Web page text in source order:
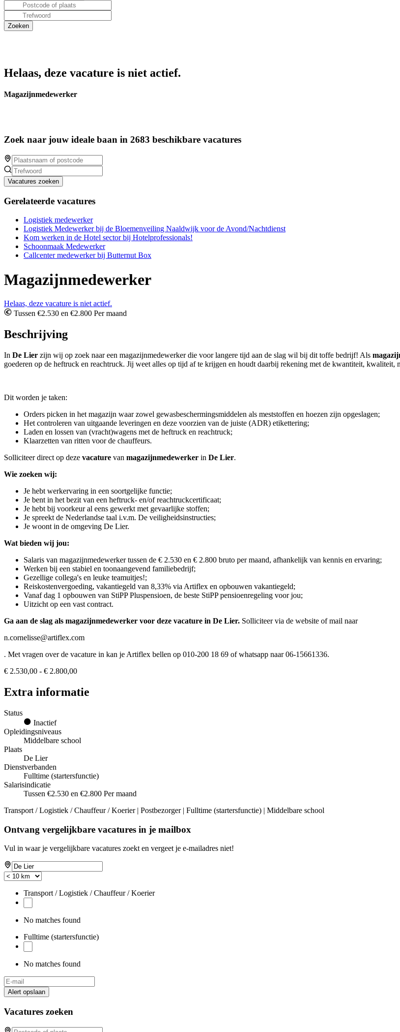
Helaas, deze vacature is niet actief.
Magazijnmedewerker
Zoek naar jouw ideale baan in 2683 beschikbare vacatures
Vacatures zoeken
Gerelateerde vacatures
Logistiek medewerker
Logistiek Medewerker bij de Bloemenveiling Naaldwijk voor de Avond/Nachtdienst
Kom werken in de Hotel sector bij Hotelprofessionals!
Schoonmaak Medewerker
Callcenter medewerker bij Butternut Box
Magazijnmedewerker
Helaas, deze vacature is niet actief.
Tussen €2.530 en €2.800 Per maand
Beschrijving
In De Lier zijn wij op zoek naar een magazijnmedewerker die voor langere tijd aan de slag wil bij dit toffe bedrijf! Als
goederen op de heftruck en reachtruck. Jij weet alles op tijd af te krijgen en houdt daarbij rekening met de kwantiteit, kwaliteit,
Dit worden je taken:
Orders picken in het magazijn waar zowel gewasbeschermingsmiddelen als meststoffen en hoezen zijn opgeslagen;
Het controleren van uitgaande leveringen en deze voorzien van de juiste (ADR) etikettering;
Laden en lossen van (vracht)wagens met de heftruck en reachtruck;
Klaarzetten van ritten voor de chauffeurs.
Solliciteer direct op deze vacature van magazijnmedewerker in De Lier.
Wie zoeken wij:
Je hebt werkervaring in een soortgelijke functie;
Je bent in het bezit van een heftruck- en/of reachtruckcertificaat;
Je hebt bij voorkeur al eens gewerkt met gevaarlijke stoffen;
Je spreekt de Nederlandse taal i.v.m. De veiligheidsinstructies;
Je woont in de omgeving De Lier.
Wat bieden wij jou:
Salaris van magazijnmedewerker tussen de € 2.530 en € 2.800 bruto per maand, afhankelijk van kennis en ervaring;
Werken bij een stabiel en toonaangevend familiebedrijf;
Gezellige collega's en leuke teamuitjes!;
Reiskostenvergoeding, vakantiegeld van 8,33% via Artiflex en opbouwen vakantiegeld;
Vanaf dag 1 opbouwen van StiPP Pluspensioen, de beste StiPP pensioenregeling voor jou;
Uitzicht op een vast contract.
Ga aan de slag als magazijnmedewerker voor deze vacature in De Lier. Solliciteer via de website of mail naar
n.cornelisse@artiflex.com
. Met vragen over de vacature in kan je Artiflex bellen op 010-200 18 69 of whatsapp naar 06-15661336.
€ 2.530,00 - € 2.800,00
Extra informatie
Status
Inactief
Opleidingsniveaus
Middelbare school
Plaats
De Lier
Dienstverbanden
Fulltime (startersfunctie)
Salarisindicatie
Tussen €2.530 en €2.800 Per maand
Transport / Logistiek / Chauffeur / Koerier | Postbezorger | Fulltime (startersfunctie) | Middelbare school
Ontvang vergelijkbare vacatures in je mailbox
Vul in waar je vergelijkbare vacatures zoekt en vergeet je e-mailadres niet!
Transport / Logistiek / Chauffeur / Koerier
No matches found
Fulltime (startersfunctie)
No matches found
Alert opslaan
Vacatures zoeken